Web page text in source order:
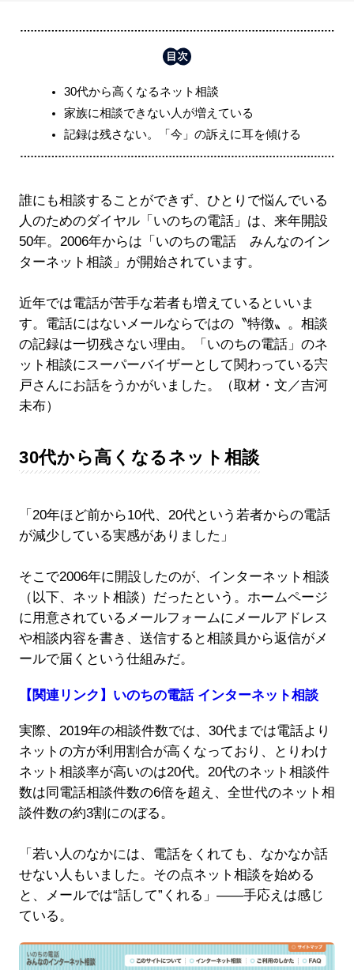
30代から高くなるネット相談
家族に相談できない人が増えている
記録は残さない。「今」の訴えに耳を傾ける
誰にも相談することができず、ひとりで悩んでいる
人のためのダイヤル「いのちの電話」は、来年開設
50年。2006年からは「いのちの電話 みんなのイン
ターネット相談」が開始されています。
近年では電話が苦手な若者も増えているといいま
す。電話にはないメールならではの〝特徴〟。相談
の記録は一切残さない理由。「いのちの電話」のネ
ット相談にスーパーバイザーとして関わっている宍
戸さんにお話をうかがいました。（取材・文／吉河
未布）
30代から高くなるネット相談
「20年ほど前から10代、20代という若者からの電話
が減少している実感がありました」
そこで2006年に開設したのが、インターネット相談
（以下、ネット相談）だったという。ホームページ
に用意されているメールフォームにメールアドレス
や相談内容を書き、送信すると相談員から返信がメ
ールで届くという仕組みだ。
【関連リンク】いのちの電話 インターネット相談
実際、2019年の相談件数では、30代までは電話より
ネットの方が利用割合が高くなっており、とりわけ
ネット相談率が高いのは20代。20代のネット相談件
数は同電話相談件数の6倍を超え、全世代のネット相
談件数の約3割にのぼる。
「若い人のなかには、電話をくれても、なかなか話
せない人もいました。その点ネット相談を始める
と、メールでは“話して”くれる」――手応えは感じ
ている。